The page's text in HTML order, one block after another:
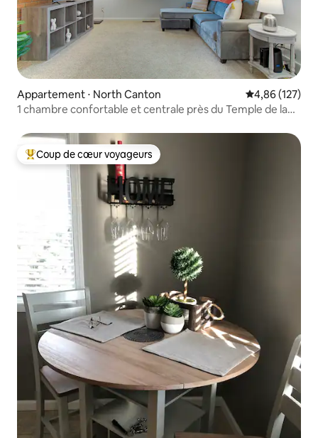
Appartement ⋅ North Canton Évaluation
4,86 (127)
1 chambre confortable et centrale près du Temple de la
Coups de cœur voyageurs les plus appréciés
Coup de cœur voyageurs